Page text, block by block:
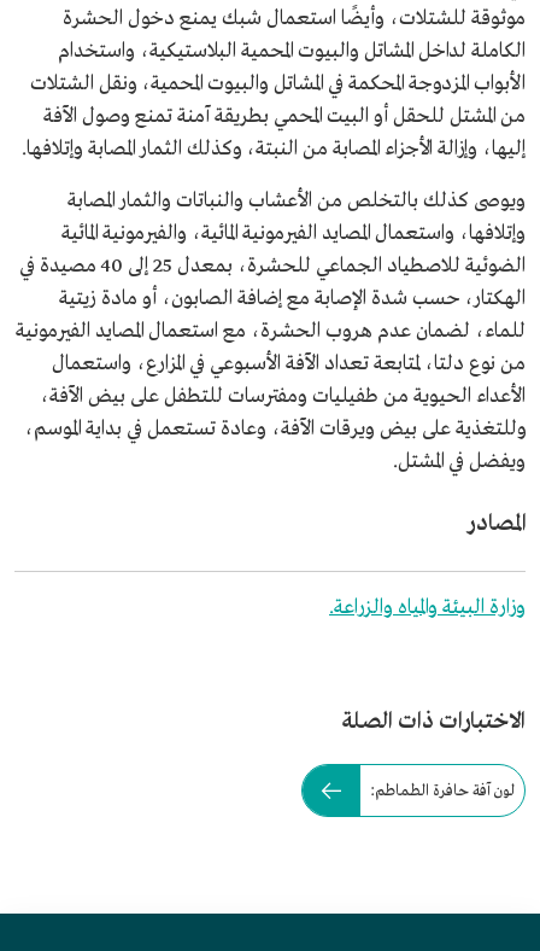
موثوقة للشتلات، وأيضًا استعمال شبك يمنع دخول الحشرة
الكاملة لداخل المشاتل والبيوت المحمية البلاستيكية، واستخدام
الأبواب المزدوجة المحكمة في المشاتل والبيوت المحمية، ونقل الشتلات
من المشتل للحقل أو البيت المحمي بطريقة آمنة تمنع وصول الآفة
إليها، وإزالة الأجزاء المصابة من النبتة، وكذلك الثمار المصابة وإتلافها.
ويوصى كذلك بالتخلص من الأعشاب والنباتات والثمار المصابة
وإتلافها، واستعمال المصايد الفيرمونية المائية، والفيرمونية المائية
الضوئية للاصطياد الجماعي للحشرة، بمعدل 25 إلى 40 مصيدة في
الهكتار، حسب شدة الإصابة مع إضافة الصابون، أو مادة زيتية
للماء، لضمان عدم هروب الحشرة، مع استعمال المصايد الفيرمونية
من نوع دلتا، لمتابعة تعداد الآفة الأسبوعي في المزارع، واستعمال
الأعداء الحيوية من طفيليات ومفترسات للتطفل على بيض الآفة،
وللتغذية على بيض ويرقات الآفة، وعادة تستعمل في بداية الموسم،
ويفضل في المشتل.
المصادر
وزارة البيئة والمياه والزراعة.
الاختبارات ذات الصلة
لون آفة حافرة الطماطم: